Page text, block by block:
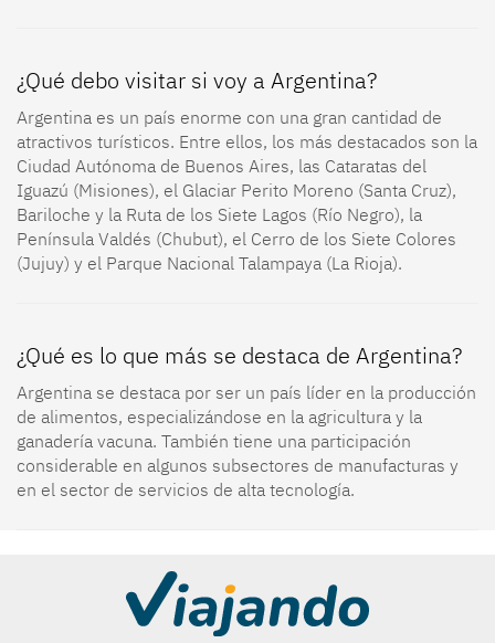
¿Qué debo visitar si voy a Argentina?
Argentina es un país enorme con una gran cantidad de
atractivos turísticos. Entre ellos, los más destacados son la
Ciudad Autónoma de Buenos Aires, las Cataratas del
Iguazú (Misiones), el Glaciar Perito Moreno (Santa Cruz),
Bariloche y la Ruta de los Siete Lagos (Río Negro), la
Península Valdés (Chubut), el Cerro de los Siete Colores
(Jujuy) y el Parque Nacional Talampaya (La Rioja).
¿Qué es lo que más se destaca de Argentina?
Argentina se destaca por ser un país líder en la producción
de alimentos, especializándose en la agricultura y la
ganadería vacuna. También tiene una participación
considerable en algunos subsectores de manufacturas y
en el sector de servicios de alta tecnología.